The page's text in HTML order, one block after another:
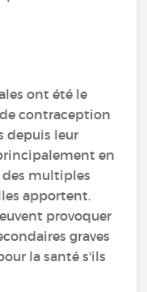
ont été le
contraception
depuis leur
en
multiples
apportent.
provoquer
graves
la santé s'ils